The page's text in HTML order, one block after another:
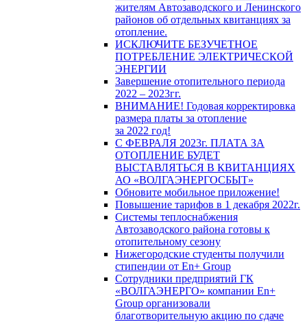
жителям Автозаводского и Ленинского
районов об отдельных квитанциях за
отопление.
ИСКЛЮЧИТЕ БЕЗУЧЕТНОЕ
ПОТРЕБЛЕНИЕ ЭЛЕКТРИЧЕСКОЙ
ЭНЕРГИИ
Завершение отопительного периода
2022 – 2023гг.
ВНИМАНИЕ! Годовая корректировка
размера платы за отопление
за 2022 год!
С ФЕВРАЛЯ 2023г. ПЛАТА ЗА
ОТОПЛЕНИЕ БУДЕТ
ВЫСТАВЛЯТЬСЯ В КВИТАНЦИЯХ
АО «ВОЛГАЭНЕРГОСБЫТ»
Обновите мобильное приложение!
Повышение тарифов в 1 декабря 2022г.
Системы теплоснабжения
Автозаводского района готовы к
отопительному сезону
Нижегородские студенты получили
стипендии от En+ Group
Сотрудники предприятий ГК
«ВОЛГАЭНЕРГО» компании En+
Group организовали
благотворительную акцию по сдаче